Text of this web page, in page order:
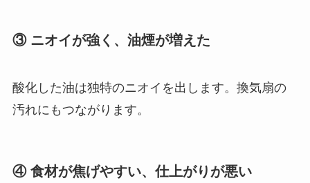
③ ニオイが強く、油煙が増えた
酸化した油は独特のニオイを出します。換気扇の
汚れにもつながります。
④ 食材が焦げやすい、仕上がりが悪い